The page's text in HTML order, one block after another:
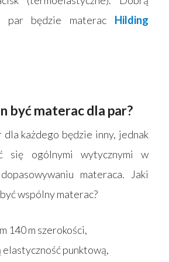
par będzie materac Hilding
być materac dla par?
każdego będzie inny, jednak
się ogólnymi wytycznymi w
materaca. Jaki
wspólny materac?
140 m szerokości,
elastyczność punktową,
Akcesoria
Kontakt